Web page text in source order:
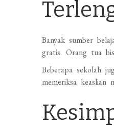
Banyak sumber
gratis. Orang tua
Beberapa sekolah
memeriksa keaslian